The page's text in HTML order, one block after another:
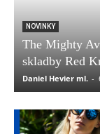
NOVINKY
The Mighty
skladby Red
Daniel Hevier ml. -